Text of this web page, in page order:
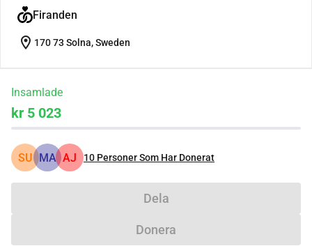
Firanden
location_on 170 73 Solna, Sweden
Insamlade
kr 5 023
SU MA AJ 10 Personer Som Har Donerat
Dela
Donera